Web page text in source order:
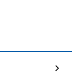
chevron_right